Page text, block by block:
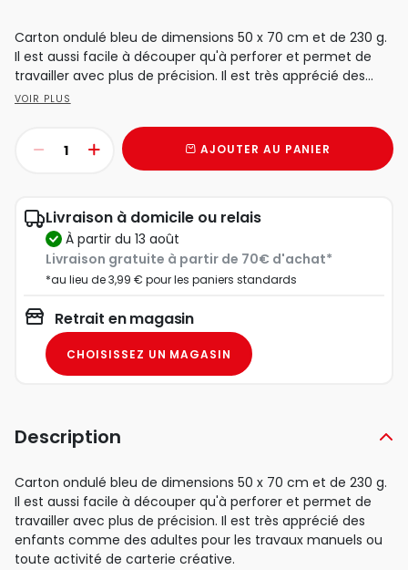
Carton ondulé bleu de dimensions 50 x 70 cm et de 230 g.
Il est aussi facile à découper qu'à perforer et permet de
travailler avec plus de précision. Il est très apprécié des...
VOIR PLUS
AJOUTER AU PANIER
Livraison à domicile ou relais
à partir du 13 août
Livraison gratuite à partir de 70€ d'achat*
*au lieu de 3,99 € pour les paniers standards
Retrait en magasin
CHOISISSEZ UN MAGASIN
Description
Carton ondulé bleu de dimensions 50 x 70 cm et de 230 g.
Il est aussi facile à découper qu'à perforer et permet de
travailler avec plus de précision. Il est très apprécié des
enfants comme des adultes pour les travaux manuels ou
toute activité de carterie créative.